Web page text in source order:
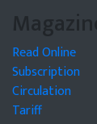
Magazines
Read Online
Subscription
Circulation
Tariff